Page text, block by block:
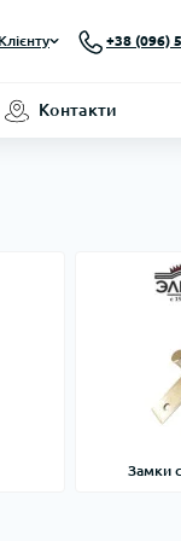
+38 (096)
Контакти
Замки